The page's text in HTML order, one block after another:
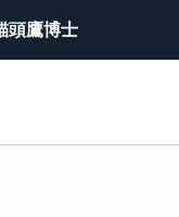
頭鷹博士